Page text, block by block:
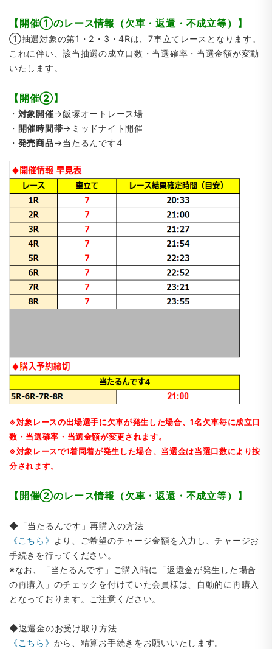
【開催①のレース情報（欠車・返還・不成立等）】
①抽選対象の第1・2・3・4Rは、7車立てレースとなります。
これに伴い、該当抽選の成立口数・当選確率・当選金額が変動
いたします。
【開催②】
・ 対象開催→飯塚オートレース場
・ 開催時間帯→ミッドナイト開催
・ 発売商品→当たるんです4
※対象レースの出場選手に欠車が発生した場合、1名欠車毎に成立口
数・当選確率・当選金額が変更されます。
※対象レースで1着同着が発生した場合、当選金は当選口数により按
分されます。
【開催②のレース情報（欠車・返還・不成立等）】
◆「当たるんです」再購入の方法
《こちら》
より、ご希望のチャージ金額を入力し、チャージお
手続きを行ってください。
※なお、「当たるんです」ご購入時に「返還金が発生した場合
の再購入」のチェックを付けていた会員様は、自動的に再購入
となっております。ご注意ください。
◆返還金のお受け取り方法
《こちら》 から、精算お手続きをお願いいたします。